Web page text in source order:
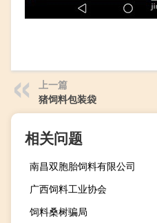
上一篇
猪饲料包装袋
相关问题
南昌双胞胎饲料有限公司
广西饲料工业协会
饲料桑树骗局